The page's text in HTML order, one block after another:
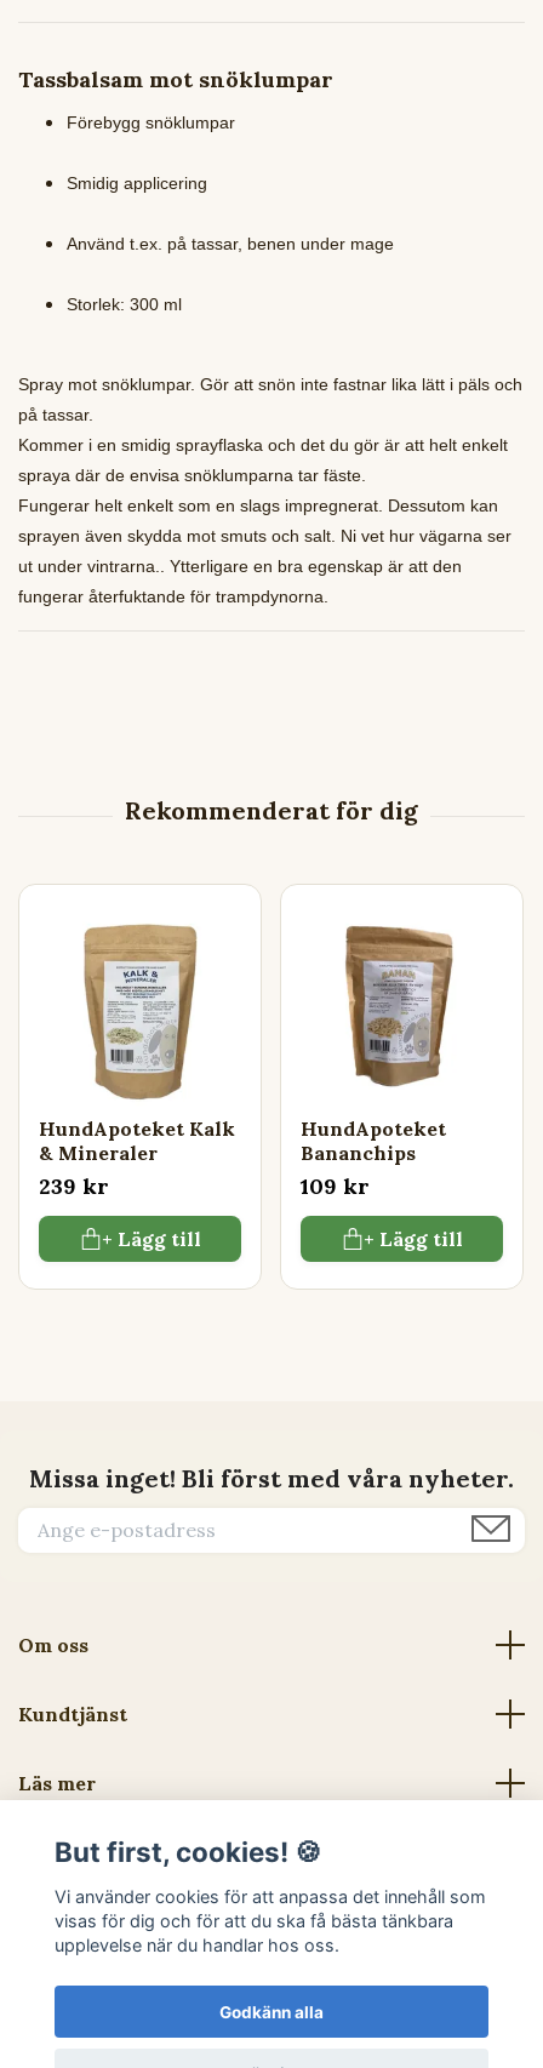
Tassbalsam mot snöklumpar
Förebygg snöklumpar
Smidig applicering
Använd t.ex. på tassar, benen under mage
Storlek: 300 ml
Spray mot snöklumpar. Gör att snön inte fastnar lika lätt i päls och
på tassar.
Kommer i en smidig sprayflaska och det du gör är att helt enkelt
spraya där de envisa snöklumparna tar fäste.
Fungerar helt enkelt som en slags impregnerat. Dessutom kan
sprayen även skydda mot smuts och salt. Ni vet hur vägarna ser
ut under vintrarna.. Ytterligare en bra egenskap är att den
fungerar återfuktande för trampdynorna.
HundApoteket Kalk
& Mineraler
239 kr
+ Lägg till
HundApoteket
Bananchips
109 kr
+ Lägg till
Missa inget! Bli först med våra nyheter.
Om oss
Kundtjänst
Läs mer
Sociala medier
But first, cookies! 🍪
Vi använder cookies för att anpassa det innehåll som
visas för dig och för att du ska få bästa tänkbara
upplevelse när du handlar hos oss.
Godkänn alla